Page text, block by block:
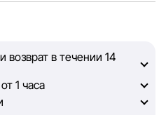
день мы работаем над тем,
полной, объективной и
вас достоверной
принять лучшее
в течении 14
1 часа